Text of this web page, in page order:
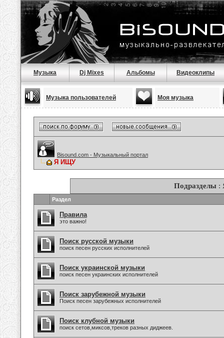
Музыка Dj Mixes Альбомы Видеоклипы
Музыка пользователей Моя музыка
Bisound.com - Музыкальный портал
Я ИЩУ
Подразделы:
Раздел
Правила
это важно!
Поиск русской музыки
поиск песен русских исполнителей
Поиск украинской музыки
поиск песен украинских исполнителей
Поиск зарубежной музыки
Поиск песен зарубежных исполнителей
Поиск клубной музыки
поиск сетов,миксов,треков разных диджеев.